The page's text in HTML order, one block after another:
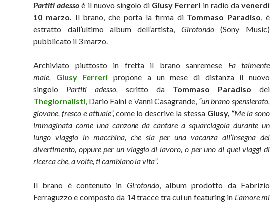
Partiti adessoè il nuovo singolo di Giusy Ferreri in radio davenerdì
10 marzo. Il brano, che porta la firma di Tommaso Paradiso, è
estratto dall’ultimo album dell’artista, Girotondo(Sony Music)
pubblicato il 3 marzo.
Archiviato piuttosto in fretta il brano sanremese Fa talmente
male, Giusy Ferreri propone a un mese di distanza il nuovo
singolo Partiti adesso, scritto da Tommaso Paradiso dei
Thegiornalisti, Dario Faini e Vanni Casagrande, “un brano spensierato,
giovane, fresco e attuale”,come lo descrive la stessaGiusy, “Me la sono
immaginata come una canzone da cantare a squarciagola durante un
lungo viaggio in macchina, che sia per una vacanza all’insegna del
divertimento, oppure per un viaggio di lavoro, o per uno di quei viaggi di
ricerca che, a volte, ti cambiano la vita”.
Il brano è contenuto in Girotondo, album prodotto da Fabrizio
Ferraguzzo e composto da 14 tracce tra cui un featuring in L’amore mi